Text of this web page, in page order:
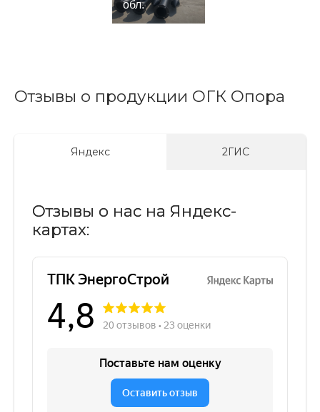
обл.
Отзывы о продукции ОГК Опора
Яндекс 2ГИС
Отзывы о нас на Яндекс-
картах: